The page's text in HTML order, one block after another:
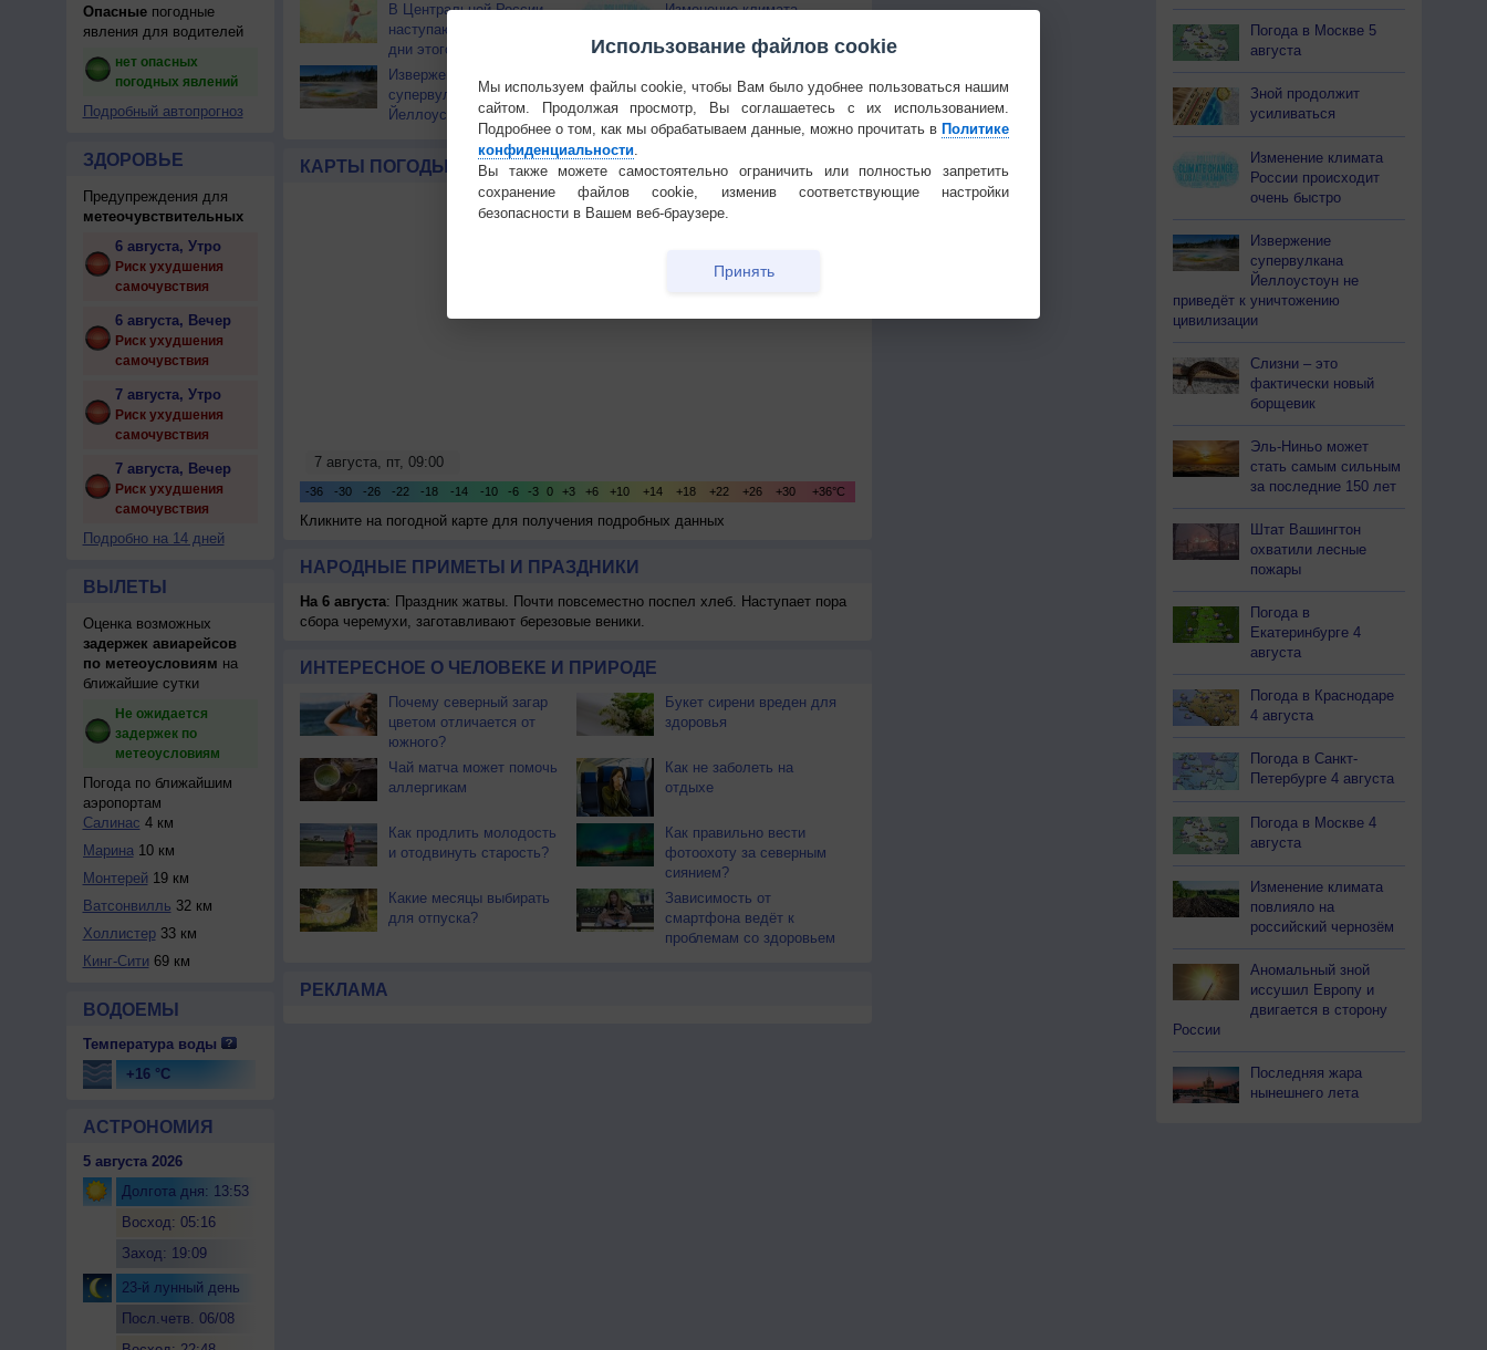
Опасныепогодные
явления для водителей
нет опасных
погодных явлений
Подробный автопрогноз
ЗДОРОВЬЕ
Предупреждения для
метеочувствительных
6 августа, Утро
Риск ухудшения
самочувствия
6 августа, Вечер
Риск ухудшения
самочувствия
7 августа, Утро
Риск ухудшения
самочувствия
7 августа, Вечер
Риск ухудшения
самочувствия
Подробно на 14 дней
ВЫЛЕТЫ
Оценка возможных
задержек авиарейсов
по метеоусловиям на
ближайшие сутки
Не ожидается
задержек по
метеоусловиям
Погода по ближайшим
аэропортам
Салинас 4 км
Марина10 км
Монтерей 19 км
Ватсонвилль 32 км
Холлистер33 км
Кинг-Сити 69 км
ВОДОЕМЫ
Температура воды
+16 °C
АСТРОНОМИЯ
5 августа 2026
Долгота дня: 13:53
Восход: 05:16
Заход: 19:09
23-й лунный день
Посл.четв. 06/08
В Центральной России
наступают самые жаркие
дни этого лета
Изменение климата
быстро
Извержение
супервулкана
Йеллоустоун не приведёт
к уничтожению
лесные пожары
КАРТЫ ПОГОДЫ Температура Облачность Осадки
Кликните на погодной карте для получения подробных данных
НАРОДНЫЕ ПРИМЕТЫ И ПРАЗДНИКИ
На 6 августа: Праздник жатвы. Почти повсеместно поспел хлеб. Наступает пора
сбора черемухи, заготавливают березовые веники.
ИНТЕРЕСНОЕ О ЧЕЛОВЕКЕ И ПРИРОДЕ
Почему северный загар
цветом отличается от
южного?
Букет сирени вреден для
здоровья
Чай матча может помочь
аллергикам
Как не заболеть на
отдыхе
Как продлить молодость
и отодвинуть старость?
Как правильно вести
фотоохоту за северным
сиянием?
Какие месяцы выбирать
для отпуска?
Зависимость от
смартфона ведёт к
проблемам со здоровьем
РЕКЛАМА
Погода в Москве 5
августа
Зной продолжит
усиливаться
Изменение климата
России происходит
очень быстро
Извержение
супервулкана
Йеллоустоун не
приведёт к уничтожению
цивилизации
Слизни – это
фактически новый
борщевик
Эль-Ниньо может
стать самым сильным
за последние 150 лет
Штат Вашингтон
охватили лесные
пожары
Погода в
Екатеринбурге 4
августа
Погода в Краснодаре
4 августа
Погода в Санкт-
Петербурге 4 августа
Погода в Москве 4
августа
Изменение климата
повлияло на
российский чернозём
Аномальный зной
иссушил Европу и
двигается в сторону
России
Последняя жара
нынешнего лета
Использование файлов cookie
Мы используем файлы cookie, чтобы Вам было удобнее пользоваться нашим
сайтом. Продолжая просмотр, Вы соглашаетесь с их использованием.
Подробнее о том, как мы обрабатываем данные, можно прочитать в Политике
конфиденциальности.
Вы также можете самостоятельно ограничить или полностью запретить
сохранение файлов cookie, изменив соответствующие настройки
безопасности в Вашем веб-браузере.
Принять